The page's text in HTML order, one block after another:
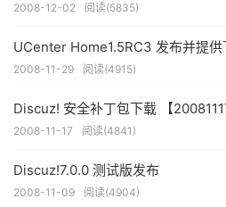
2008-12-02 阅读(5835)
UCenter Home1.5RC3 发布并提供
2008-11-29 阅读(4915)
Discuz! 安全补丁包下载 【
2008-11-17 阅读(4841)
Discuz!7.0.0 测试版发布
2008-11-09 阅读(4904)